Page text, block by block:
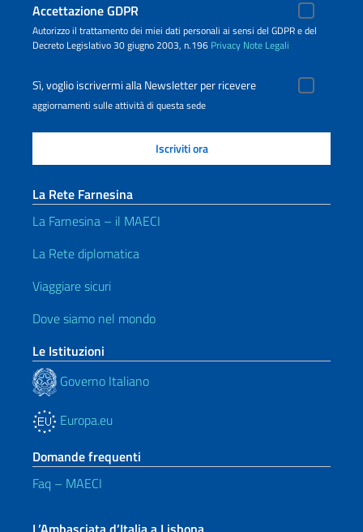
Accettazione GDPR
Autorizzo il trattamento dei miei dati personali ai sensi del GDPR e del
Decreto Legislativo 30 giugno 2003, n.196 Privacy Note Legali
Sì, voglio iscrivermi alla Newsletter per ricevere
aggiornamenti sulle attività di questa sede
La Rete Farnesina
La Farnesina – il MAECI
La Rete diplomatica
Viaggiare sicuri
Dove siamo nel mondo
Le Istituzioni
Governo Italiano
Europa.eu
Domande frequenti
Faq – MAECI